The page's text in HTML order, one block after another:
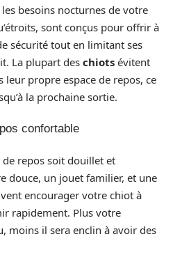
besoins nocturnes de votre
sont conçus pour offrir à
sécurité tout en limitant ses
La plupart des chiots évitent
leur propre espace de repos, ce
la prochaine sortie.
confortable
de repos soit douillet et
douce, un jouet familier, et une
encourager votre chiot à
rapidement. Plus votre
moins il sera enclin à avoir des